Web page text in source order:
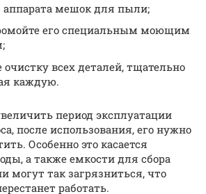
аппарата мешок для пыли;
его специальным моющим
очистку всех деталей, тщательно
каждую.
период эксплуатации
после использования, его нужно
Особенно это касается
а также емкости для сбора
могут так загрязниться, что
работать.